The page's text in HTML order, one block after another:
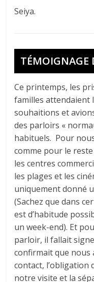
Seiya.
TÉMOIGNAGE
Ce printemps, les
familles attendaient
souhaitions et
des parloirs «
habituels. Pour
comme pour le
les centres
les plages et les
uniquement donné
(Sachez que dans
est d’habitude
un week-end). Et
parloir, il fallait
confirmait que nous
contact, l’obligation
notre visite et la